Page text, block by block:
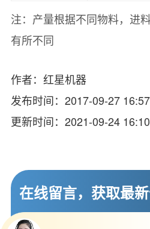
注：产量根据不同物料，进
有所不同
作者：红星机器
发布时间：2017-09-27
更新时间：2021-09-24
在线留言，获取最